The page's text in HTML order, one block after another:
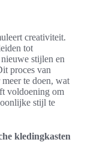
creativiteit.
tot
stijlen en
proces van
te doen, wat
voldoening om
stijl te
kledingkasten